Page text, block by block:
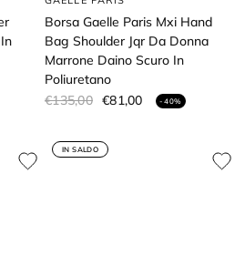
Borsa Gaelle Paris Mxi Hand
Bag Shoulder Jqr Da Donna
Marrone Daino Scuro In
Poliuretano
€135,00 €81,00 - 40%
IN SALDO